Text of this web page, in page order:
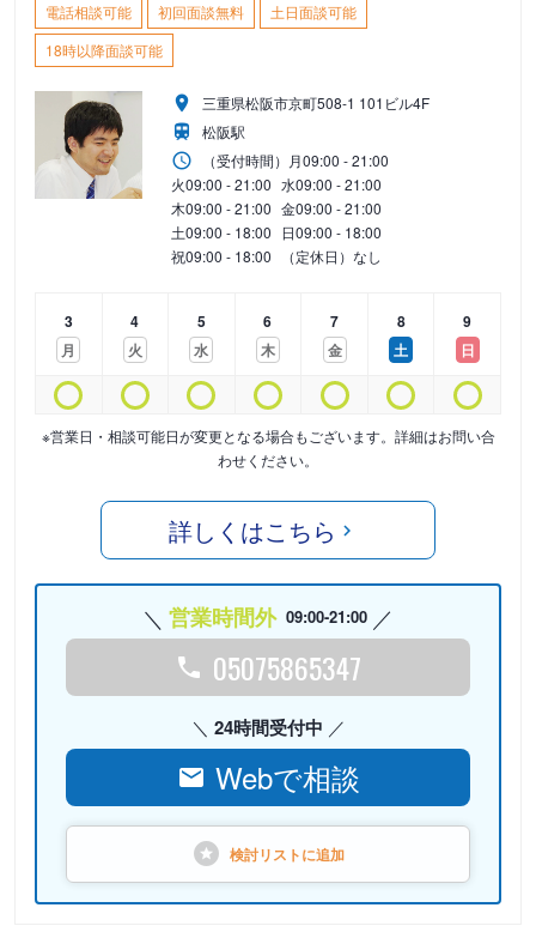
電話相談可能 初回面談無料
土日面談可能
18時以降面談可能
三重県松阪市京町508-1 101ビル4F
松阪駅
（受付時間） 月09:00 - 21:00
火09:00 - 21:00 水09:00 - 21:00
木09:00 - 21:00 金09:00 - 21:00
土09:00 - 18:00 日09:00 - 18:00
祝09:00 - 18:00 （定休日）なし
3
月
4
火
5
水
6
木
7
金
8
土
9
日
※営業日・相談可能日が変更となる場合もございます。詳細はお問い合
わせください。
詳しくはこちら
営業時間外 09:00-21:00
05075865347
24時間受付中
Webで相談
検討リストに追加